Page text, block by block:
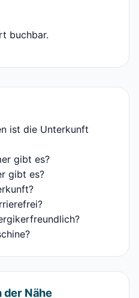
buchbar.
ist die Unterkunft
gibt es?
gibt es?
der Nähe